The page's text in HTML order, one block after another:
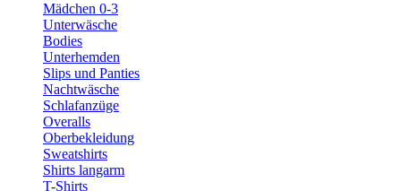
Mädchen 0-3
Unterwäsche
Bodies
Unterhemden
Slips und Panties
Nachtwäsche
Schlafanzüge
Overalls
Oberbekleidung
Sweatshirts
Shirts langarm
T-Shirts